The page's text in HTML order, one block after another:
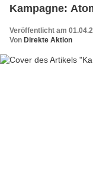
Kampagne:
Veröffentlicht am
Von Direkte Aktion